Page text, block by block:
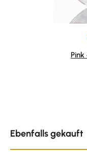
Durchschnittliche
Ebenfalls gekauft